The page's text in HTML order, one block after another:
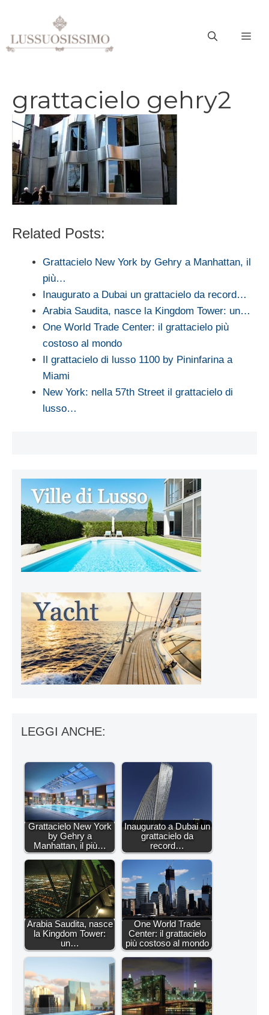
contenuto
grattacielo gehry2
Related Posts:
Grattacielo New York by Gehry a Manhattan, il
più…
Inaugurato a Dubai un grattacielo da record…
Arabia Saudita, nasce la Kingdom Tower: un…
One World Trade Center: il grattacielo più
costoso al mondo
Il grattacielo di lusso 1100 by Pininfarina a
Miami
New York: nella 57th Street il grattacielo di
lusso…
LEGGI ANCHE:
Grattacielo New York
by Gehry a
Manhattan, il più…
Inaugurato a Dubai un
grattacielo da
record…
Arabia Saudita, nasce
la Kingdom Tower:
un…
One World Trade
Center: il grattacielo
più costoso al mondo